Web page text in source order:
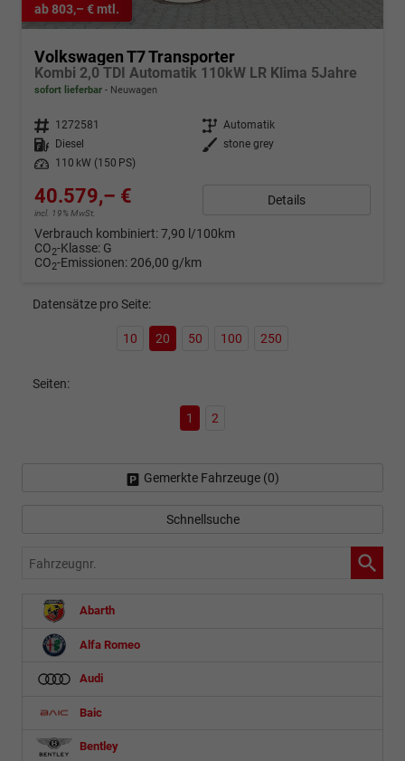
ab 803,– € mtl.
Volkswagen T7 Transporter
Kombi 2,0 TDI Automatik 110kW LR Klima 5Jahre
sofort lieferbar Neuwagen
Fahrzeugnr. 1272581 Getriebe Automatik
Kraftstoff
Diesel Außenfarbe stone grey
Leistung
110 kW (150 PS)
40.579,– €
incl. 19% MwSt.
Details
Verbrauch kombiniert:7,90 l/100km
CO2-Klasse: G
CO2-Emissionen: 206,00 g/km
Datensätze pro Seite:
10 20 50 100 250
Seiten:
1 2
Gemerkte Fahrzeuge (0)
Schnellsuche
Fahrzeugnr.
Abarth
Alfa Romeo
Audi
Baic
Bentley